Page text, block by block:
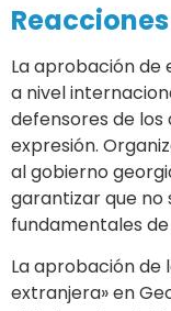
La aprobación
a nivel
defensores de
expresión.
al gobierno
garantizar que no
fundamentales de
La aprobación de
extranjera» en